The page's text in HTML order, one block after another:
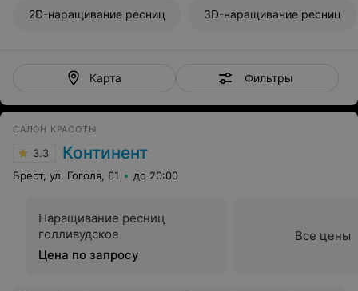
2D-наращивание ресниц 3D-наращивание ресниц
Карта Фильтры
САЛОН КРАСОТЫ
3.3 Континент
Брест, ул. Гоголя, 61 до 20:00
Наращивание ресниц
голливудское
Цена по запросу
Все цены